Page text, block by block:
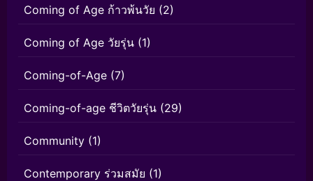
Coming of Age ก้าวพ้นวัย (2)
Coming of Age วัยรุ่น (1)
Coming-of-Age (7)
Coming-of-age ชีวิตวัยรุ่น (29)
Community (1)
Contemporary ร่วมสมัย (1)